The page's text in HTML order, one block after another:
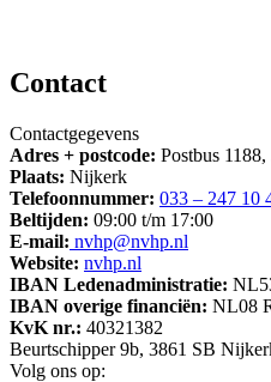
Contact
Contactgegevens
Adres + postcode: Postbus
Plaats: Nijkerk
Telefoonnummer: 033 – 247 10
Beltijden: 09:00 t/m 17:00
E-mail: nvhp@nvhp.nl
Website: nvhp.nl
IBAN Ledenadministratie:
IBAN overige financiën: NL08
KvK nr.: 40321382
Beurtschipper 9b, 3861 SB
Volg ons op: